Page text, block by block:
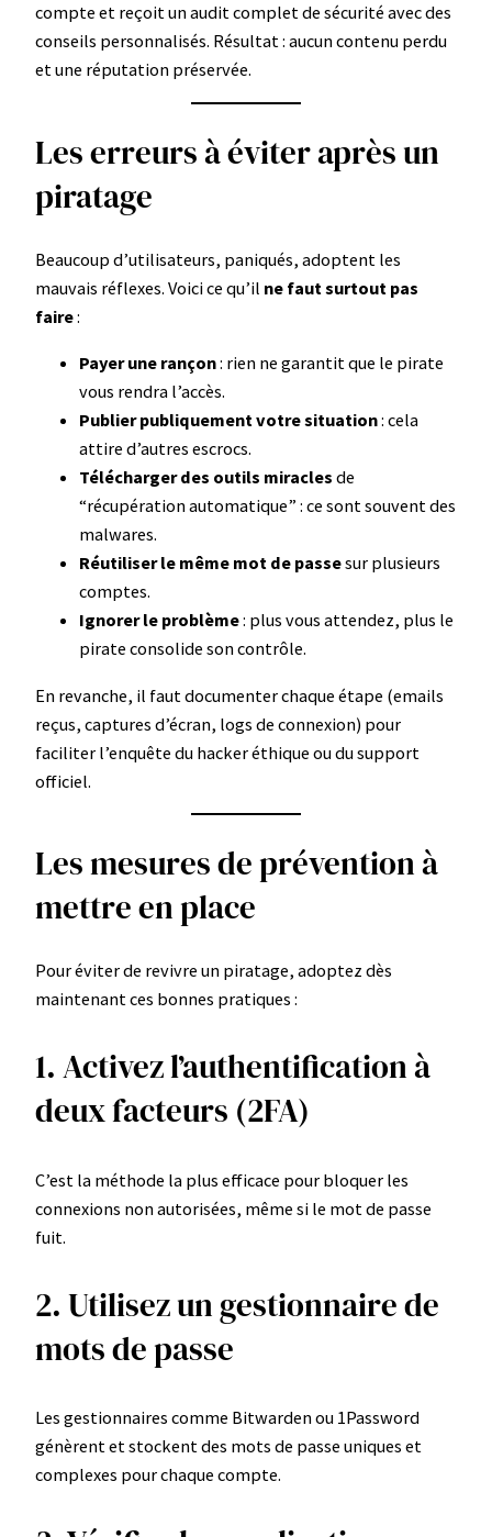
compte et reçoit un audit complet de sécurité avec des
conseils personnalisés. Résultat : aucun contenu perdu
et une réputation préservée.
Les erreurs à éviter après un
piratage
Beaucoup d’utilisateurs, paniqués, adoptent les
mauvais réflexes. Voici ce qu’il ne faut surtout pas
faire:
Payer une rançon: rien ne garantit que le pirate
vous rendra l’accès.
Publier publiquement votre situation: cela
attire d’autres escrocs.
Télécharger des outils miracles de
“récupération automatique” : ce sont souvent des
malwares.
Réutiliser le même mot de passesur plusieurs
comptes.
Ignorer le problème: plus vous attendez, plus le
pirate consolide son contrôle.
En revanche, il faut documenter chaque étape (emails
reçus, captures d’écran, logs de connexion) pour
faciliter l’enquête du hacker éthique ou du support
officiel.
Les mesures de prévention à
mettre en place
Pour éviter de revivre un piratage, adoptez dès
maintenant ces bonnes pratiques :
1. Activez l’authentification à
deux facteurs (2FA)
C’est la méthode la plus efficace pour bloquer les
connexions non autorisées, même si le mot de passe
fuit.
2. Utilisez un gestionnaire de
mots de passe
Les gestionnaires comme Bitwarden ou 1Password
génèrent et stockent des mots de passe uniques et
complexes pour chaque compte.